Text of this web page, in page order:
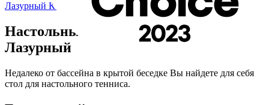
Лазурный Коктебель / Услуги и сервис / Настольный теннис
Настольный теннис в пансионате
Лазурный
Недалеко от бассейна в крытой беседке Вы найдете для себя
стол для настольного тенниса.